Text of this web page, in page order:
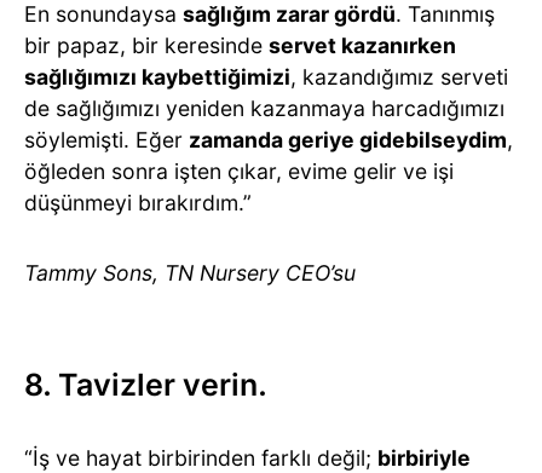
En sonundaysa sağlığım zarar gördü. Tanınmış
bir papaz, bir keresinde servet kazanırken
sağlığımızı kaybettiğimizi, kazandığımız serveti
de sağlığımızı yeniden kazanmaya harcadığımızı
söylemişti. Eğer zamanda geriye gidebilseydim,
öğleden sonra işten çıkar, evime gelir ve işi
düşünmeyi bırakırdım.”
Tammy Sons, TN Nursery CEO’su
8. Tavizler verin.
“İş ve hayat birbirinden farklı değil; birbiriyle